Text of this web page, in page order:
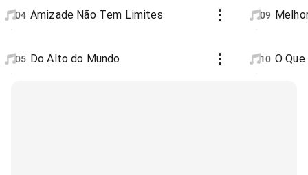
04 Amizade Não Tem Limites
05 Do Alto do Mundo
09
10 O